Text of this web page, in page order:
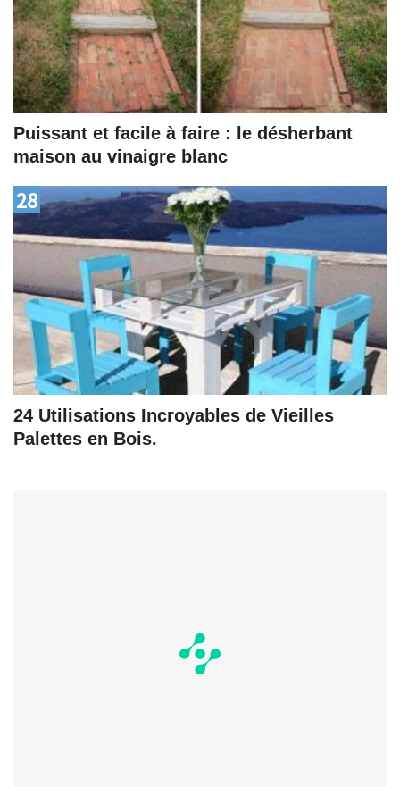
Puissant et facile à faire : le désherbant
maison au vinaigre blanc
28
24 Utilisations Incroyables de Vieilles
Palettes en Bois.